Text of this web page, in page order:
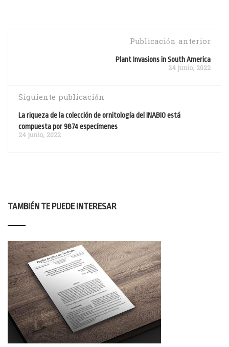
Publicación anterior
Plant Invasions in South America
24 junio, 2022
Siguiente publicación
La riqueza de la colección de ornitología del INABIO está
compuesta por 9874 especímenes
24 junio, 2022
TAMBIÉN TE PUEDE INTERESAR